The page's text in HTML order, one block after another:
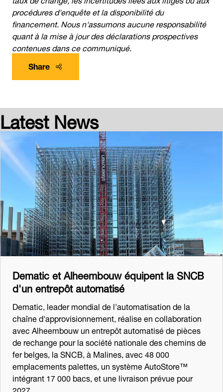
procédures d'enquête et la disponibilité du
financement. Nous n'assumons aucune responsabilité
quant à la mise à jour des déclarations prospectives
contenues dans ce communiqué.
Share
Latest News
Dematic et Alheembouw équipent la SNCB
d'un entrepôt automatisé
Dematic, leader mondial de l'automatisation de la
chaîne d'approvisionnement, réalise en collaboration
avec Alheembouw un entrepôt automatisé de pièces
de rechange pour la société nationale des chemins de
fer belges, la SNCB, à Malines, avec 48 000
emplacements palettes, un système AutoStore™
intégrant 17 000 bacs, et une livraison prévue pour